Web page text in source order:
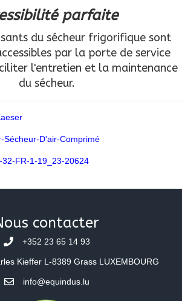
parfaite
du sécheur frigorifique sont
par la porte de service
l'entretien et la maintenance
du sécheur.
Sécheur-D'air-Comprimé
32-FR-1-19_23-20624
contacter
+352 23 65 14 93
Kieffer L-8389 Grass LUXEMBOURG
info@equindus.lu